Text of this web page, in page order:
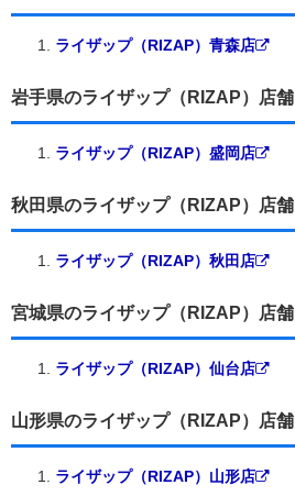
ライザップ（RIZAP）青森店
岩手県のライザップ（RIZAP）店舗
ライザップ（RIZAP）盛岡店
秋田県のライザップ（RIZAP）店舗
ライザップ（RIZAP）秋田店
宮城県のライザップ（RIZAP）店舗
ライザップ（RIZAP）仙台店
山形県のライザップ（RIZAP）店舗
ライザップ（RIZAP）山形店